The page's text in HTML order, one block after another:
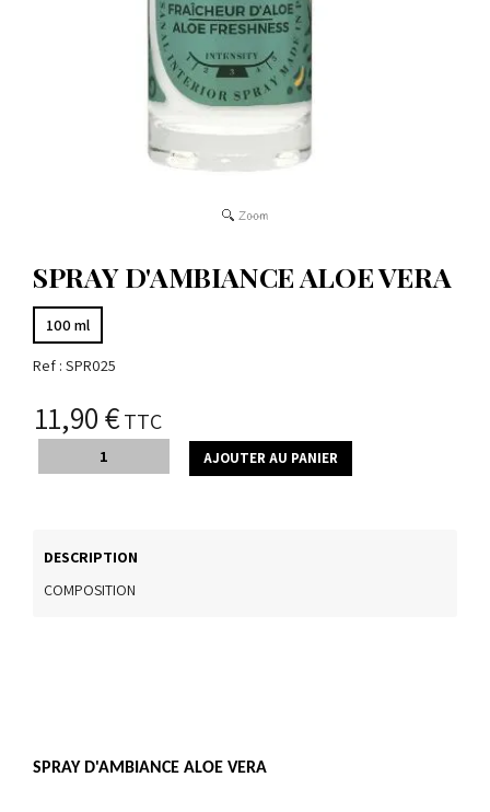
SPRAY D'AMBIANCE ALOE VERA
100 ml
Ref : SPR025
11,90 €TTC
AJOUTER AU PANIER
DESCRIPTION
COMPOSITION
SPRAY D'AMBIANCE ALOE VERA